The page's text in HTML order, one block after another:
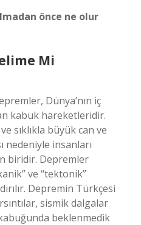
önce ne olur
Mi
Dünya’nın iç
kabuk hareketleridir.
sıklıkla büyük can ve
nedeniyle insanları
biridir. Depremler
ve “tektonik”
Depremin Türkçesi
sismik dalgalar
beklenmedik